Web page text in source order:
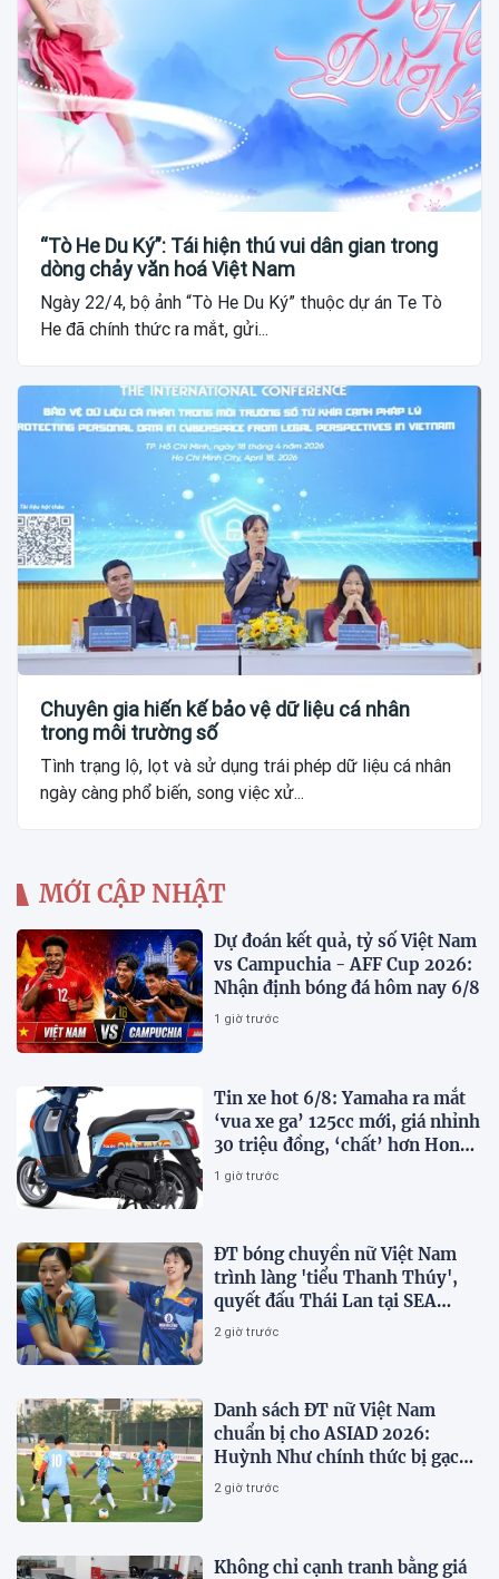
“Tò He Du Ký”: Tái hiện thú vui dân gian trong
dòng chảy văn hoá Việt Nam
Ngày 22/4, bộ ảnh “Tò He Du Ký” thuộc dự án Te Tò
He đã chính thức ra mắt, gửi...
Chuyên gia hiến kế bảo vệ dữ liệu cá nhân
trong môi trường số
Tình trạng lộ, lọt và sử dụng trái phép dữ liệu cá nhân
ngày càng phổ biến, song việc xử...
MỚI CẬP NHẬT
Dự đoán kết quả, tỷ số Việt Nam
vs Campuchia - AFF Cup 2026:
Nhận định bóng đá hôm nay 6/8
1 giờ trước
Tin xe hot 6/8: Yamaha ra mắt
‘vua xe ga’ 125cc mới, giá nhỉnh
30 triệu đồng, ‘chất’ hơn Honda
Vision và SH Mode
1 giờ trước
ĐT bóng chuyền nữ Việt Nam
trình làng 'tiểu Thanh Thúy',
quyết đấu Thái Lan tại SEA
V.Cup 2026
2 giờ trước
Danh sách ĐT nữ Việt Nam
chuẩn bị cho ASIAD 2026:
Huỳnh Như chính thức bị gạch
tên
2 giờ trước
Không chỉ cạnh tranh bằng giá